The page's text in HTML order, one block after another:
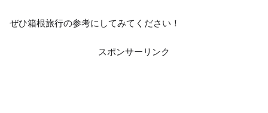
ぜひ箱根旅行の参考にしてみてください！
スポンサーリンク